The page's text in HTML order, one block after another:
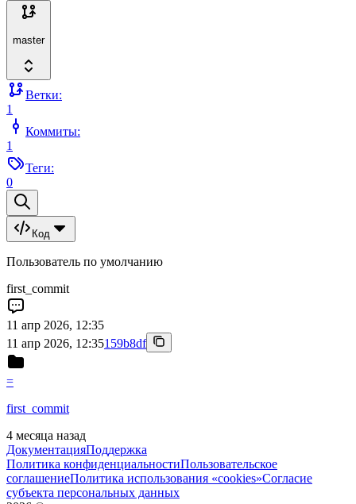
master
Ветки:
1
Коммиты:
1
Теги:
0
Код
Пользователь по умолчанию
first_commit
11 апр 2026, 12:35
11 апр 2026, 12:35159b8df
=
first_commit
4 месяца назад
ДокументацияПоддержка
Политика конфиденциальностиПользовательское
соглашениеПолитика использования «cookies»Согласие
субъекта персональных данных